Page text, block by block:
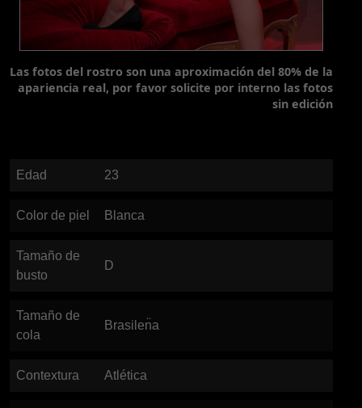
Las fotos del rostro son una aproximación del 80% de la
apariencia real, por favor solicite por interno las fotos
sin edición
Edad 23
Color de piel Blanca
Tamaño de
busto
D
Tamaño de
cola
Brasilen̈a
Contextura Atlética